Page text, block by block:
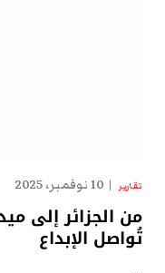
تقارير 10 نوفمبر، 2025
من الجزائر إلى
تُواصل الإبداع